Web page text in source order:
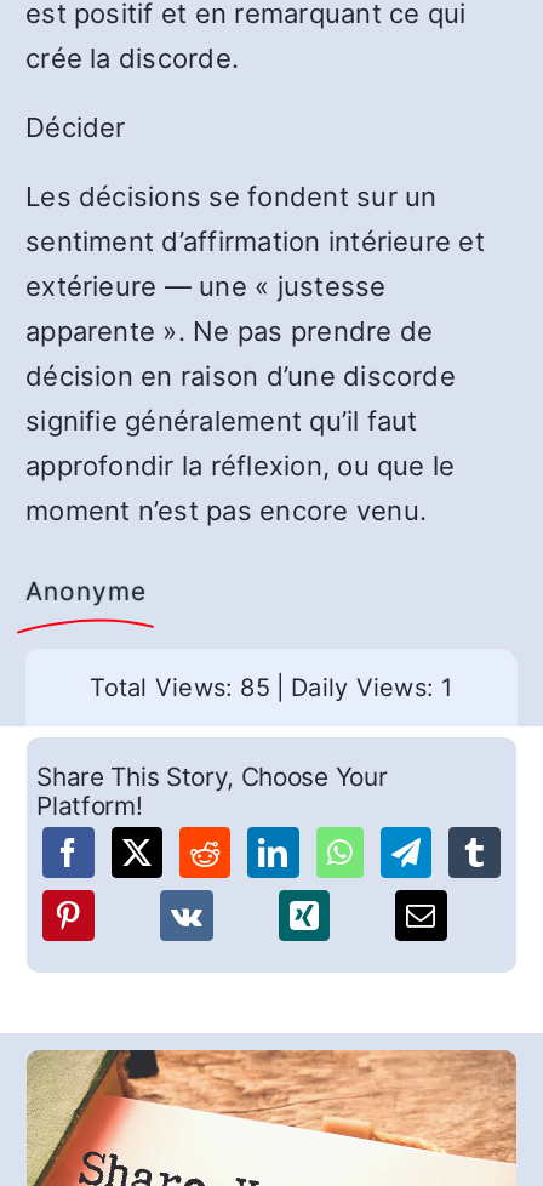
est positif et en remarquant ce qui
crée la discorde.
Décider
Les décisions se fondent sur un
sentiment d’affirmation intérieure et
extérieure — une « justesse
apparente ». Ne pas prendre de
décision en raison d’une discorde
signifie généralement qu’il faut
approfondir la réflexion, ou que le
moment n’est pas encore venu.
Anonyme
Total Views: 85 Daily Views: 1
Share This Story, Choose Your
Platform!